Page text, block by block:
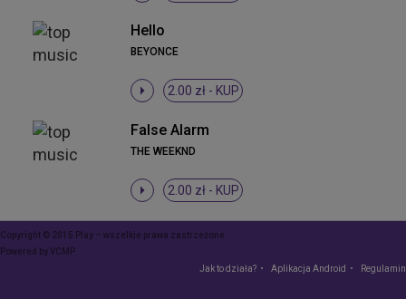
Hello
BEYONCE
2.00 zł - KUP
False Alarm
THE WEEKND
2.00 zł - KUP
Copyright © 2015 Play – wszelkie prawa zastrzeżone
Powered byVCMP
Jak to działa?
Aplikacja Android Regulamin